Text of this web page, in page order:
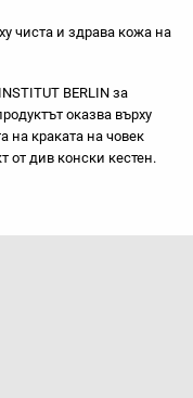
чиста и здрава кожа на
BERLIN за
оказва върху
на краката на човек
от див конски кестен.